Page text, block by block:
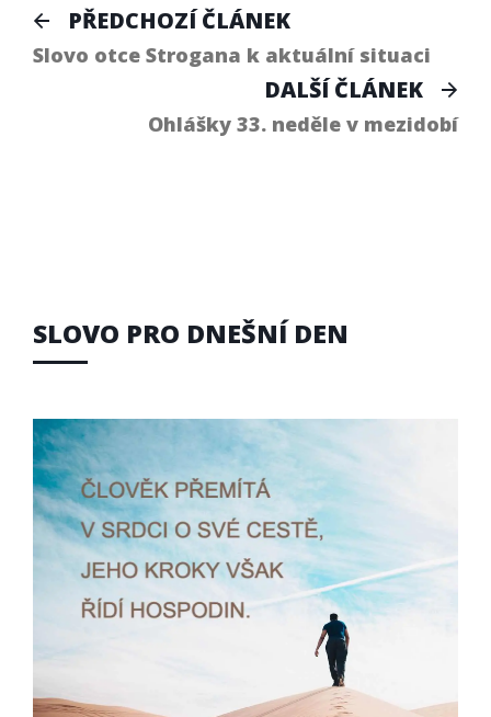
Navigace
pro
PŘEDCHOZÍ ČLÁNEKPředchozí
článek:
Slovo otce Strogana k aktuální situaci
DALŠÍ ČLÁNEK
Ohlášky 33. neděle v mezidobí
SLOVO PRO DNEŠNÍ DEN